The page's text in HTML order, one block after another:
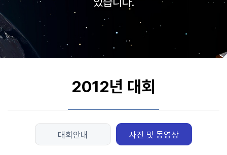
2012년 대회
대회안내 사진 및 동영상